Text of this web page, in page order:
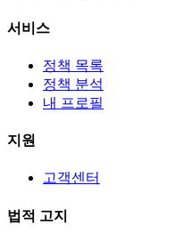
서비스
정책 목록
정책 분석
내 프로필
지원
고객센터
법적 고지